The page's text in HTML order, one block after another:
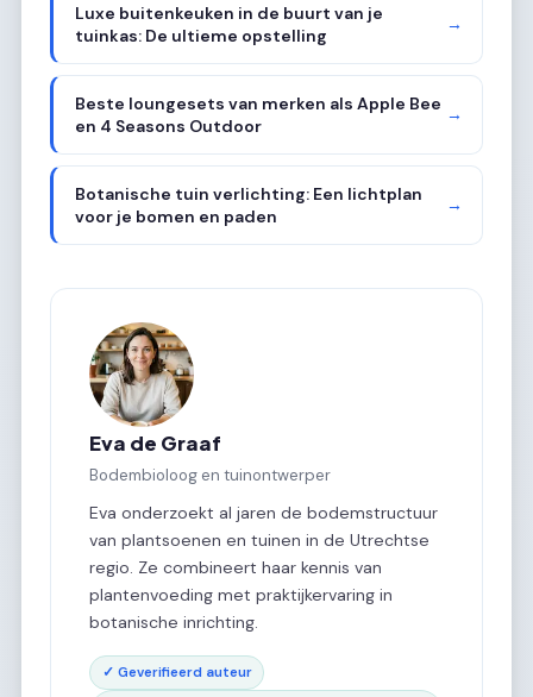
Luxe buitenkeuken in de buurt van je
tuinkas: De ultieme opstelling
→
Beste loungesets van merken als Apple Bee
en 4 Seasons Outdoor
→
Botanische tuin verlichting: Een lichtplan
voor je bomen en paden
→
Eva de Graaf
Bodembioloog en tuinontwerper
Eva onderzoekt al jaren de bodemstructuur
van plantsoenen en tuinen in de Utrechtse
regio. Ze combineert haar kennis van
plantenvoeding met praktijkervaring in
botanische inrichting.
✓ Geverifieerd auteur